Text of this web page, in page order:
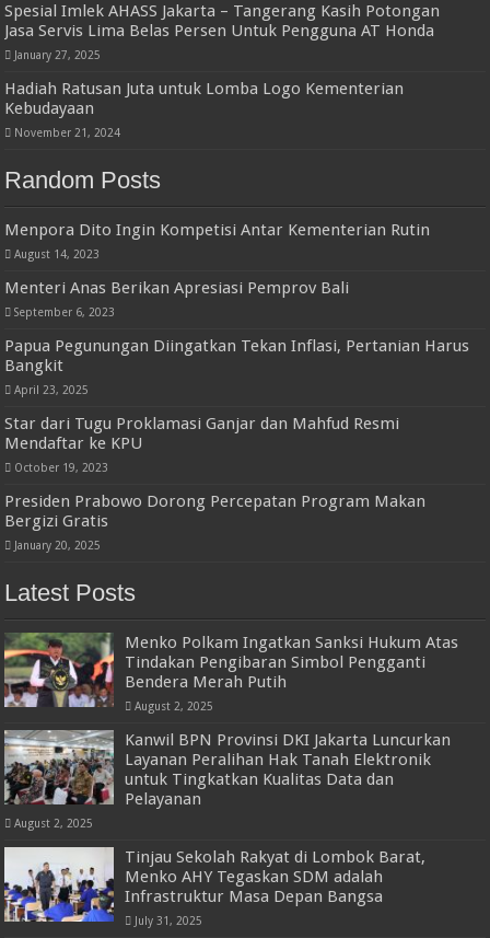
Spesial Imlek AHASS Jakarta – Tangerang Kasih Potongan
Jasa Servis Lima Belas Persen Untuk Pengguna AT Honda
January 27, 2025
Hadiah Ratusan Juta untuk Lomba Logo Kementerian
Kebudayaan
November 21, 2024
Random Posts
Menpora Dito Ingin Kompetisi Antar Kementerian Rutin
August 14, 2023
Menteri Anas Berikan Apresiasi Pemprov Bali
September 6, 2023
Papua Pegunungan Diingatkan Tekan Inflasi, Pertanian Harus
Bangkit
April 23, 2025
Star dari Tugu Proklamasi Ganjar dan Mahfud Resmi
Mendaftar ke KPU
October 19, 2023
Presiden Prabowo Dorong Percepatan Program Makan
Bergizi Gratis
January 20, 2025
Latest Posts
Menko Polkam Ingatkan Sanksi Hukum Atas
Tindakan Pengibaran Simbol Pengganti
Bendera Merah Putih
August 2, 2025
Kanwil BPN Provinsi DKI Jakarta Luncurkan
Layanan Peralihan Hak Tanah Elektronik
untuk Tingkatkan Kualitas Data dan
Pelayanan
August 2, 2025
Tinjau Sekolah Rakyat di Lombok Barat,
Menko AHY Tegaskan SDM adalah
Infrastruktur Masa Depan Bangsa
July 31, 2025